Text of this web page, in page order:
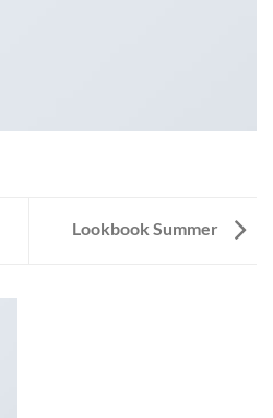
Lookbook Summer